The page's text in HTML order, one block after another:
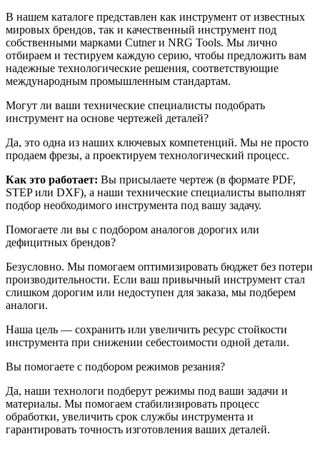
В нашем каталоге представлен как инструмент от известных
мировых брендов, так и качественный инструмент под
собственными марками Cutner и NRG Tools. Мы лично
отбираем и тестируем каждую серию, чтобы предложить вам
надежные технологические решения, соответствующие
международным промышленным стандартам.
Могут ли ваши технические специалисты подобрать
инструмент на основе чертежей деталей?
Да, это одна из наших ключевых компетенций. Мы не просто
продаем фрезы, а проектируем технологический процесс.
Как это работает: Вы присылаете чертеж (в формате PDF,
STEP или DXF), а наши технические специалисты выполнят
подбор необходимого инструмента под вашу задачу.
Помогаете ли вы с подбором аналогов дорогих или
дефицитных брендов?
Безусловно. Мы помогаем оптимизировать бюджет без потери
производительности. Если ваш привычный инструмент стал
слишком дорогим или недоступен для заказа, мы подберем
аналоги.
Наша цель — сохранить или увеличить ресурс стойкости
инструмента при снижении себестоимости одной детали.
Вы помогаете с подбором режимов резания?
Да, наши технологи подберут режимы под ваши задачи и
материалы. Мы помогаем стабилизировать процесс
обработки, увеличить срок службы инструмента и
гарантировать точность изготовления ваших деталей.